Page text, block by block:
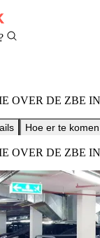
OVER DE ZBE
Hoe er te komen
OVER DE ZBE